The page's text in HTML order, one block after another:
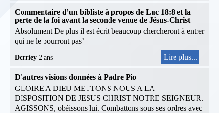
Commentaire d’un bibliste à propos de Luc 18:8 et la
perte de la foi avant la seconde venue de Jésus-Christ
Absolument De plus il est écrit beaucoup chercheront à entrer
qui ne le pourront pas’
Derriey 2 ans Lire plus...
D'autres visions données à Padre Pio
GLOIRE A DIEU METTONS NOUS A LA
DISPOSITION DE JESUS CHRIST NOTRE SEIGNEUR.
AGISSONS, obéissons lui. Combattons sous ses ordres avec